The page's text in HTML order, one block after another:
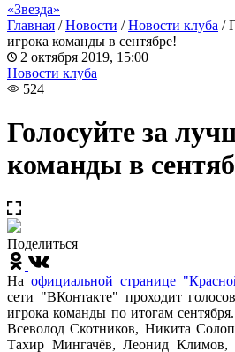
«Звезда»
Главная /Новости /Новости клуба /
игрока команды в сентябре!
2 октября 2019, 15:00
Новости клуба
524
Голосуйте за
команды в
Поделиться
На официальной странице
сети "ВКонтакте" проходит
игрока команды по итогам
Всеволод Скотников, Никита
Тахир Мингачёв, Леонид Климов,